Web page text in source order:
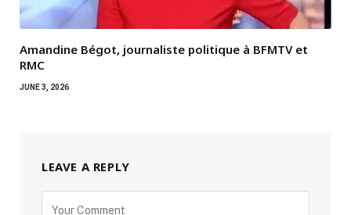
Amandine Bégot, journaliste politique à BFMTV et
RMC
JUNE 3, 2026
LEAVE A REPLY